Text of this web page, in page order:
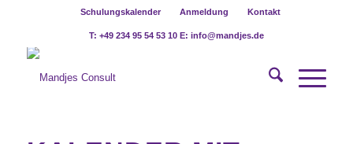
Schulungskalender Anmeldung Kontakt
T: +49 234 95 54 53 10 E: info@mandjes.de